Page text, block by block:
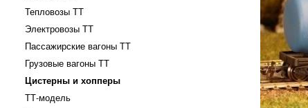
Тепловозы ТТ
Электровозы ТТ
Пассажирские вагоны TT
Грузовые вагоны ТТ
Цистерны и хопперы
ТТ-модель